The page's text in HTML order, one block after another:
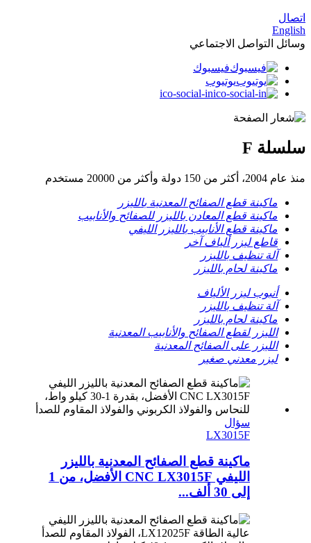
اتصال
English
وسائل التواصل الاجتماعي
فيسبوك
يوتيوب
ico-social-in
سلسلة F
منذ عام 2004، أكثر من 150 دولة وأكثر من 20000 مستخدم
ماكينة قطع الصفائح المعدنية بالليزر
ماكينة قطع المعادن بالليزر للصفائح والأنابيب
ماكينة قطع الأنابيب بالليزر الليفي
قاطع ليزر ألياف آخر
آلة تنظيف بالليزر
ماكينة لحام بالليزر
أنبوب ليزر الألياف
آلة تنظيف بالليزر
ماكينة لحام بالليزر
الليزر لقطع الصفائح والأنابيب المعدنية
الليزر على الصفائح المعدنية
ليزر معدني صغير
سؤال
LX3015F
ماكينة قطع الصفائح المعدنية بالليزر
الليفي CNC LX3015F الأفضل، من 1
إلى 30 ألف...